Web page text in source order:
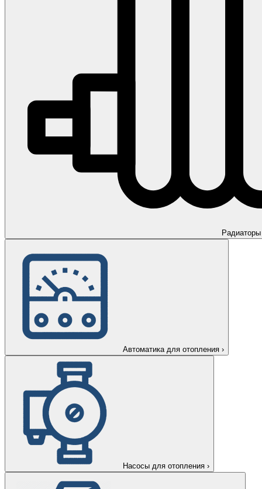
Радиаторы
Автоматика для отопления ›
Насосы для отопления ›